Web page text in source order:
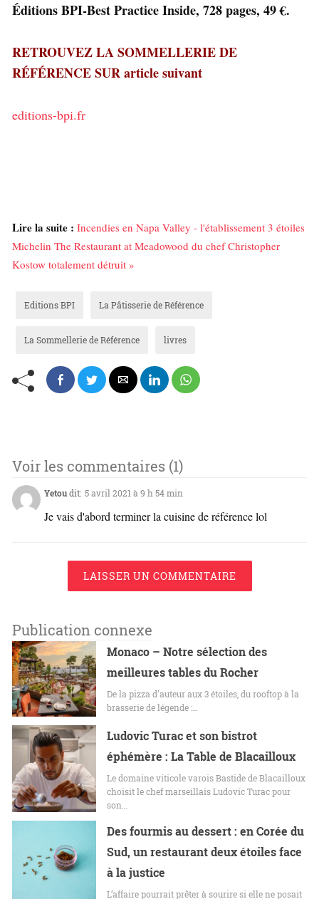
Éditions BPI-Best Practice Inside, 728 pages, 49 €.
RETROUVEZ LA SOMMELLERIE DE
RÉFÉRENCE SUR article suivant
editions-bpi.fr
Lire la suite : Incendies en Napa Valley - l'établissement 3 étoiles
Michelin The Restaurant at Meadowood du chef Christopher
Kostow totalement détruit »
Editions BPI La Pâtisserie de Référence
La Sommellerie de Référence livres
Voir les commentaires (1)
Yetoudit: 5 avril 2021 à 9 h 54 min
Je vais d'abord terminer la cuisine de référence lol
LAISSER UN COMMENTAIRE
Publication connexe
Monaco – Notre sélection des
meilleures tables du Rocher
De la pizza d'auteur aux 3 étoiles, du rooftop à la
brasserie de légende :…
Ludovic Turac et son bistrot
éphémère : La Table de Blacailloux
Le domaine viticole varois Bastide de Blacailloux
choisit le chef marseillais Ludovic Turac pour
son…
Des fourmis au dessert : en Corée du
Sud, un restaurant deux étoiles face
à la justice
L’affaire pourrait prêter à sourire si elle ne posait